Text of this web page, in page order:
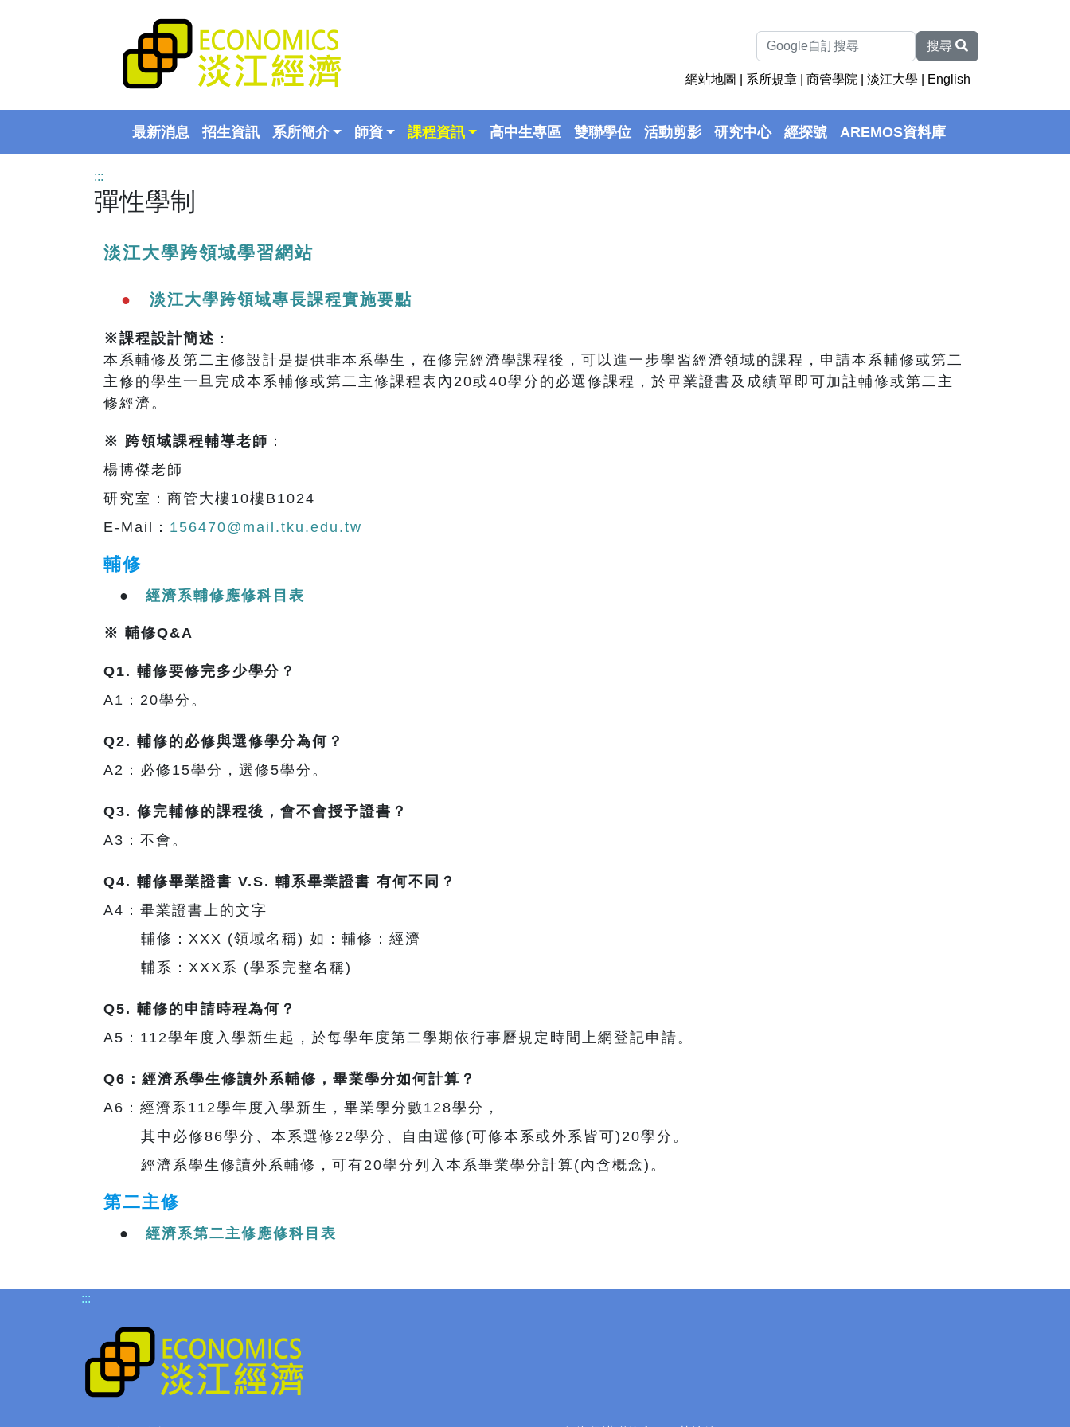
搜尋
網站地圖 系所規章 |商管學院 |淡江大學 English
最新消息 招生資訊 系所簡介 師資 課程資訊 高中生專區 雙聯學位 活動剪影 研究中心 經探號 AREMOS資料庫
:::
彈性學制
淡江大學跨領域學習網站
● 淡江大學跨領域專長課程實施要點
※課程設計簡述 ：
本系輔修及第二主修設計是提供非本系學生，在修完經濟學課程後，可以進一步學習經濟領域的課程，申請本系輔修或第二
主修的學生一旦完成本系輔修或第二主修課程表內20或40學分的必選修課程，於畢業證書及成績單即可加註輔修或第二主
修經濟。
※ 跨領域課程輔導老師 ：
楊博傑老師
研究室：商管大樓10樓B1024
E-Mail： 156470@mail.tku.edu.tw
輔修
● 經濟系輔修應修科目表
※ 輔修Q&A
Q1. 輔修要修完多少學分？
A1：20學分。
Q2. 輔修的必修與選修學分為何？
A2：必修15學分，選修5學分。
Q3. 修完輔修的課程後，會不會授予證書？
A3：不會。
Q4. 輔修畢業證書 V.S. 輔系畢業證書 有何不同？
A4：畢業證書上的文字
輔修：XXX (領域名稱) 如：輔修：經濟
輔系：XXX系 (學系完整名稱)
Q5. 輔修的申請時程為何？
A5：112學年度入學新生起，於每學年度第二學期依行事曆規定時間上網登記申請。
Q6：經濟系學生修讀外系輔修，畢業學分如何計算？
A6：經濟系112學年度入學新生，畢業學分數128學分，
其中必修86學分、本系選修22學分、自由選修(可修本系或外系皆可)20學分。
經濟系學生修讀外系輔修，可有20學分列入本系畢業學分計算(內含概念)。
第二主修
● 經濟系第二主修應修科目表
:::